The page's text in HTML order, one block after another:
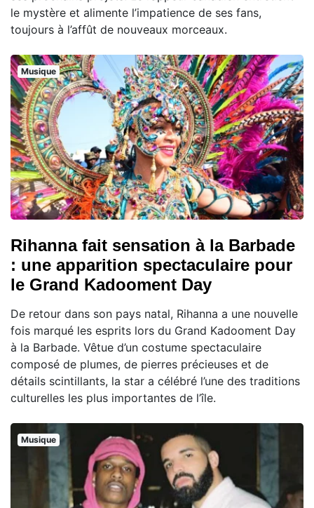
le mystère et alimente l’impatience de ses fans,
toujours à l’affût de nouveaux morceaux.
Musique
Rihanna fait sensation à la Barbade
: une apparition spectaculaire pour
le Grand Kadooment Day
De retour dans son pays natal, Rihanna a une nouvelle
fois marqué les esprits lors du Grand Kadooment Day
à la Barbade. Vêtue d’un costume spectaculaire
composé de plumes, de pierres précieuses et de
détails scintillants, la star a célébré l’une des traditions
culturelles les plus importantes de l’île.
Musique